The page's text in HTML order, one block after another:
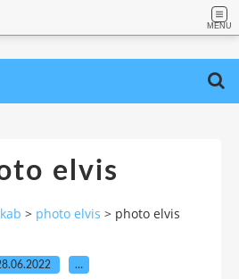
MENU
elvis
> photo elvis > photo elvis
…